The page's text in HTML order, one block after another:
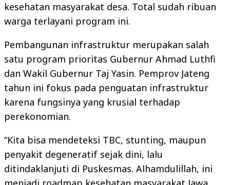
kesehatan masyarakat desa. Total sudah ribuan
warga terlayani program ini.
Pembangunan infrastruktur merupakan salah
satu program prioritas Gubernur Ahmad Luthfi
dan Wakil Gubernur Taj Yasin. Pemprov Jateng
tahun ini fokus pada penguatan infrastruktur
karena fungsinya yang krusial terhadap
perekonomian.
“Kita bisa mendeteksi TBC, stunting, maupun
penyakit degeneratif sejak dini, lalu
ditindaklanjuti di Puskesmas. Alhamdulillah, ini